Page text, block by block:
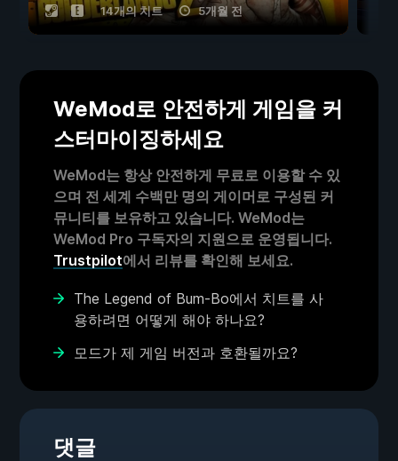
14개의 치트 5개월 전
WeMod로 안전하게 게임을 커
스터마이징하세요
WeMod는 항상 안전하게 무료로 이용할 수 있
으며 전 세계 수백만 명의 게이머로 구성된 커
뮤니티를 보유하고 있습니다. WeMod는
WeMod Pro 구독자의 지원으로 운영됩니다.
Trustpilot에서 리뷰를 확인해 보세요.
The Legend of Bum-Bo에서 치트를 사
용하려면 어떻게 해야 하나요?
모드가 제 게임 버전과 호환될까요?
댓글